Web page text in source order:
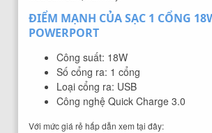
ĐIỂM MẠNH CỦA SẠC 1 CỔNG
POWERPORT
Công suất: 18W
Số cổng ra: 1 cổng
Loại cổng ra: USB
Công nghệ Quick Charge 3.0
Với mức giá rẻ hấp dẫn xem tại đây: